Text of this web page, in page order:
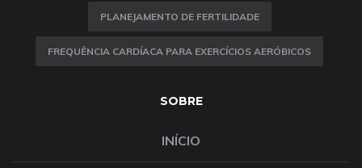
PLANEJAMENTO DE FERTILIDADE
FREQUÊNCIA CARDÍACA PARA EXERCÍCIOS AERÓBICOS
SOBRE
INÍCIO